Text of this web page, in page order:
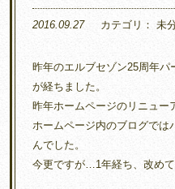
2016.09.27 カテゴリ： 未
昨年のエルブセゾン25周年
が経ちました。
昨年ホームページのリニュー
ホームページ内のブログでは
んでした。
今更ですが…1年経ち、改め